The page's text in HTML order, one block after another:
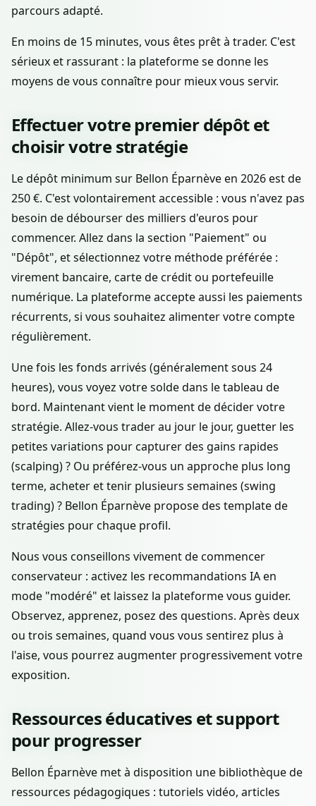
parcours adapté.
En moins de 15 minutes, vous êtes prêt à trader. C'est
sérieux et rassurant : la plateforme se donne les
moyens de vous connaître pour mieux vous servir.
Effectuer votre premier dépôt et
choisir votre stratégie
Le dépôt minimum sur Bellon Éparnève en 2026 est de
250 €. C'est volontairement accessible : vous n'avez pas
besoin de débourser des milliers d'euros pour
commencer. Allez dans la section "Paiement" ou
"Dépôt", et sélectionnez votre méthode préférée :
virement bancaire, carte de crédit ou portefeuille
numérique. La plateforme accepte aussi les paiements
récurrents, si vous souhaitez alimenter votre compte
régulièrement.
Une fois les fonds arrivés (généralement sous 24
heures), vous voyez votre solde dans le tableau de
bord. Maintenant vient le moment de décider votre
stratégie. Allez-vous trader au jour le jour, guetter les
petites variations pour capturer des gains rapides
(scalping) ? Ou préférez-vous un approche plus long
terme, acheter et tenir plusieurs semaines (swing
trading) ? Bellon Éparnève propose des template de
stratégies pour chaque profil.
Nous vous conseillons vivement de commencer
conservateur : activez les recommandations IA en
mode "modéré" et laissez la plateforme vous guider.
Observez, apprenez, posez des questions. Après deux
ou trois semaines, quand vous vous sentirez plus à
l'aise, vous pourrez augmenter progressivement votre
exposition.
Ressources éducatives et support
pour progresser
Bellon Éparnève met à disposition une bibliothèque de
ressources pédagogiques : tutoriels vidéo, articles